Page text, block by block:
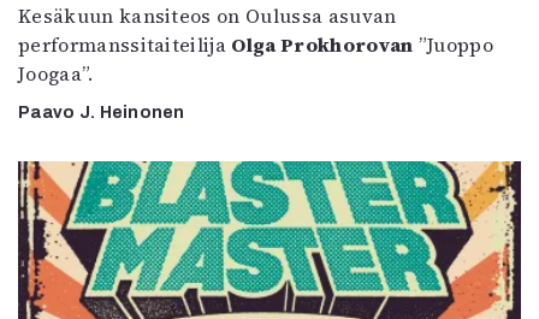
Kesäkuun kansiteos on Oulussa asuvan
performanssitaiteilija Olga Prokhorovan ”Juoppo
Joogaa”.
Paavo J. Heinonen